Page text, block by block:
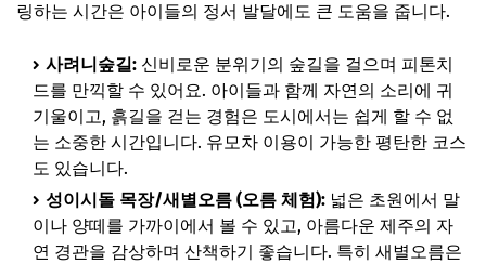
링하는 시간은 아이들의 정서 발달에도 큰 도움을 줍니다.
사려니숲길: 신비로운 분위기의 숲길을 걸으며 피톤치
드를 만끽할 수 있어요. 아이들과 함께 자연의 소리에 귀
기울이고, 흙길을 걷는 경험은 도시에서는 쉽게 할 수 없
는 소중한 시간입니다. 유모차 이용이 가능한 평탄한 코스
도 있습니다.
성이시돌 목장/새별오름 (오름 체험): 넓은 초원에서 말
이나 양떼를 가까이에서 볼 수 있고, 아름다운 제주의 자
연 경관을 감상하며 산책하기 좋습니다. 특히 새별오름은